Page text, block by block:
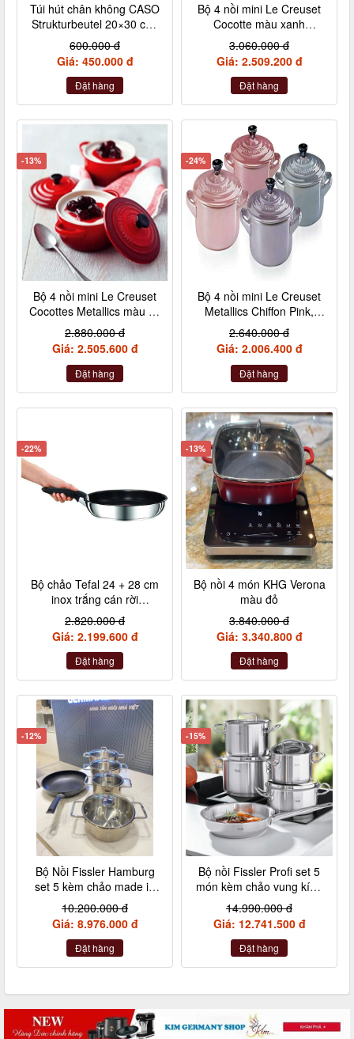
Túi hút chân không CASO
Strukturbeutel 20×30 cm,
50 Stück – Made in
Germany (không hộp)
600.000 đ
Giá: 450.000 đ
Đặt hàng
Bộ 4 nồi mini Le Creuset
Cocotte màu xanh
Marseile
3.060.000 đ
Giá: 2.509.200 đ
Đặt hàng
-13%
Bộ 4 nồi mini Le Creuset
Cocottes Metallics màu đỏ
cherry 10cm
2.880.000 đ
Giá: 2.505.600 đ
Đặt hàng
-24%
Bộ 4 nồi mini Le Creuset
Metallics Chiffon Pink,
Rosenquarz, Violett,
Nebelgrau (hồng đậm,
hồng nhạt, hồng tía, xám)
2.640.000 đ
Giá: 2.006.400 đ
Đặt hàng
-22%
Bộ chảo Tefal 24 + 28 cm
inox trắng cán rời
L9409202
2.820.000 đ
Giá: 2.199.600 đ
Đặt hàng
-13%
Bộ nồi 4 món KHG Verona
màu đỏ
3.840.000 đ
Giá: 3.340.800 đ
Đặt hàng
-12%
Bộ Nồi Fissler Hamburg
set 5 kèm chảo made in
Germany nội địa Đức
10.200.000 đ
Giá: 8.976.000 đ
Đặt hàng
-15%
Bộ nồi Fissler Profi set 5
món kèm chảo vung kính
made in Germany
14.990.000 đ
Giá: 12.741.500 đ
Đặt hàng